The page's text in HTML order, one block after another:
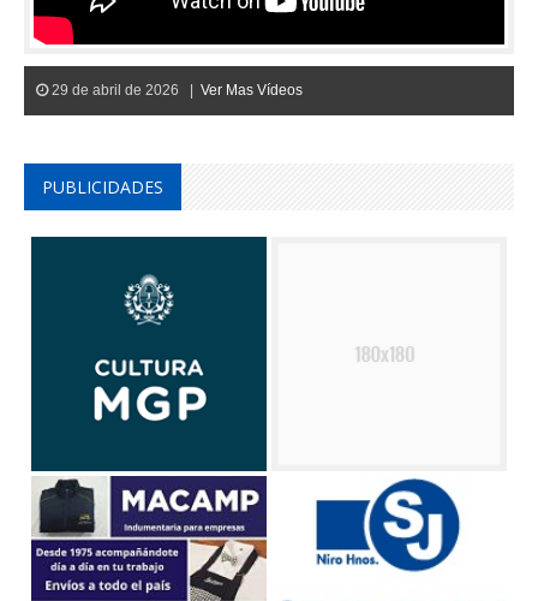
29 de abril de 2026 | Ver Mas Vídeos
PUBLICIDADES